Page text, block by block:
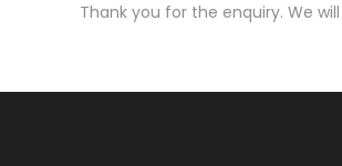
Thank you for the enquiry. We